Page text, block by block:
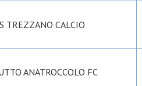
TREZZANO CALCIO
ANATROCCOLO FC